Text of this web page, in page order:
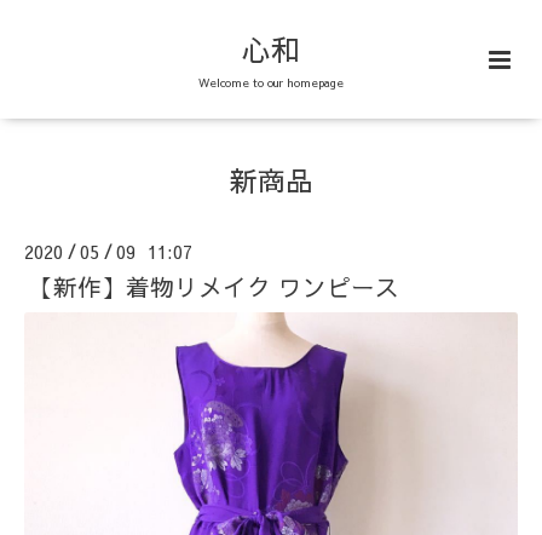
心和
Welcome to our homepage
新商品
2020 /05 /09 11:07
【新作】着物リメイク ワンピース